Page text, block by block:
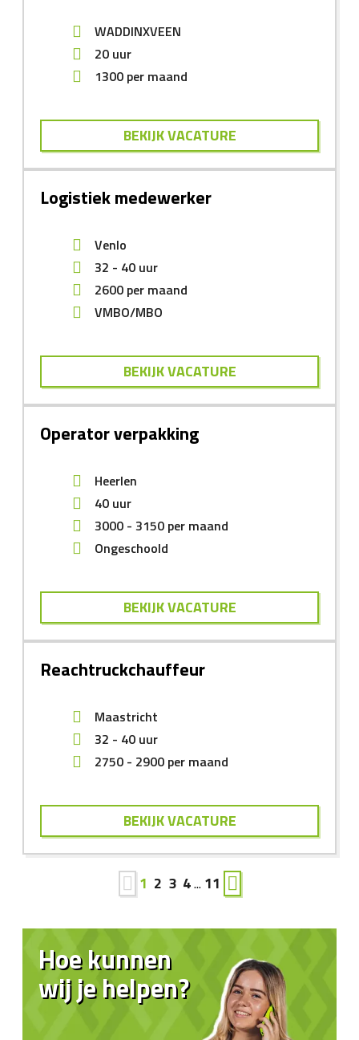
WADDINXVEEN
20 uur
1300 per maand
BEKIJK VACATURE
Logistiek medewerker
Venlo
32 - 40 uur
2600 per maand
VMBO/MBO
BEKIJK VACATURE
Operator verpakking
Heerlen
40 uur
3000 - 3150 per maand
Ongeschoold
BEKIJK VACATURE
Reachtruckchauffeur
Maastricht
32 - 40 uur
2750 - 2900 per maand
BEKIJK VACATURE
1 2 3 4... 11
Hoe kunnen
wij je helpen?